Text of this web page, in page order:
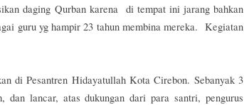
daging Qurban karena di tempat ini jarang bahkan
guru yg hampir 23 tahun membina mereka. Kegiatan
di Pesantren Hidayatullah Kota Cirebon. Sebanyak 3
lancar, atas dukungan dari para santri, pengurus